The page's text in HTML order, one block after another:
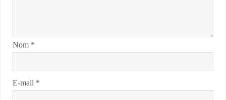
Nom *
E-mail *